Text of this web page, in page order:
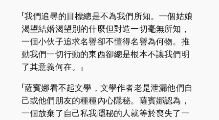
「我們追尋的目標總是不為我們所知。一個姑娘
渴望結婚渴望別的什麼但對造一切毫無所知，
一個小伙子追求名譽卻不懂得名譽為何物。推
動我們一切行動的東西卻總是根本不讓我們明
了其意義何在。」
「薩賓娜看不起文學，文學作者老是泄漏他們自
己或他們朋友的種種內心隱秘。薩賓娜認為，
一個放棄了自己私我隱秘的人就等於喪失了一